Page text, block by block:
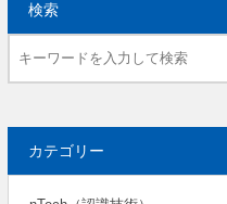
検索
カテゴリー